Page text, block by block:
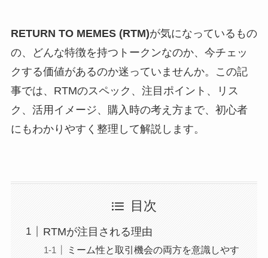
RETURN TO MEMES (RTM)が気になっているもの
の、どんな特徴を持つトークンなのか、今チェッ
クする価値があるのか迷っていませんか。この記
事では、RTMのスペック、注目ポイント、リス
ク、活用イメージ、購入時の考え方まで、初心者
にもわかりやすく整理して解説します。
目次
RTMが注目される理由
ミーム性と取引機会の両方を意識しやす